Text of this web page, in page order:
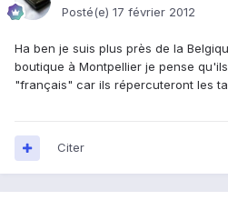
Posté(e) 17 février 2012
Ha ben je suis plus près de la
boutique à Montpellier je pense
"français" car ils répercuteront les
Citer